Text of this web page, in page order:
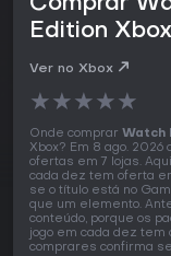
Comprar
Edition
Ver no Xbox
★★★★★
Onde comprar Watch
Xbox? Em 8 ago. 2026
ofertas em 7 lojas.
cada dez tem oferta
se o título está no
que um elemento.
conteúdo, porque os
jogo em cada dez tem
comprares confirma